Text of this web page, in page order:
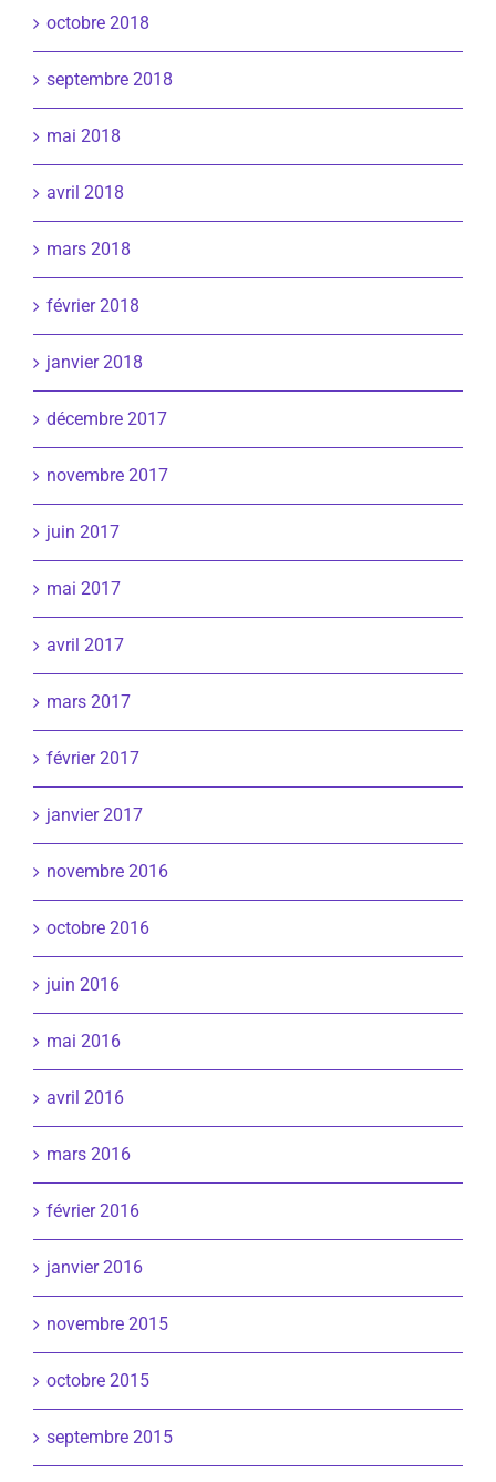
octobre 2018
septembre 2018
mai 2018
avril 2018
mars 2018
février 2018
janvier 2018
décembre 2017
novembre 2017
juin 2017
mai 2017
avril 2017
mars 2017
février 2017
janvier 2017
novembre 2016
octobre 2016
juin 2016
mai 2016
avril 2016
mars 2016
février 2016
janvier 2016
novembre 2015
octobre 2015
septembre 2015